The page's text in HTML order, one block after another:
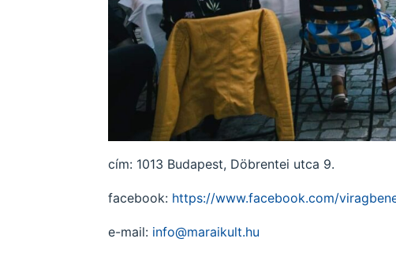
cím: 1013 Budapest, Döbrentei utca 9.
facebook: https://www.facebook.com/
e-mail: info@maraikult.hu